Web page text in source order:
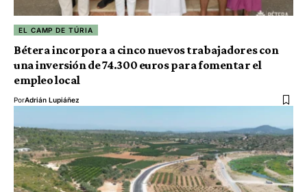
EL CAMP DE TÚRIA
Bétera incorpora a cinco nuevos trabajadores con
una inversión de 74.300 euros para fomentar el
empleo local
PorAdrián Lupiáñez